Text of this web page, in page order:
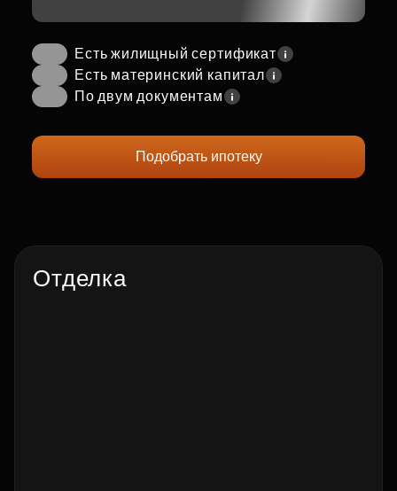
Есть жилищный сертификат
Есть материнский капитал
По двум документам
Подобрать ипотеку
Отделка